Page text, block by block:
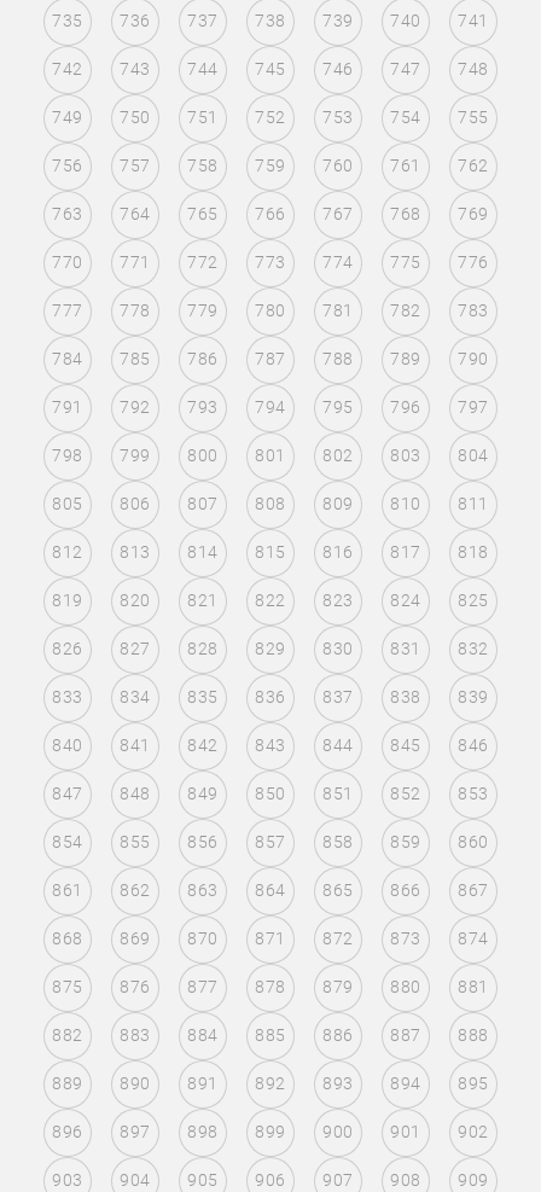
735 736 737 738 739 740 741
742 743 744 745 746 747 748
749 750 751 752 753 754 755
756 757 758 759 760 761 762
763 764 765 766 767 768 769
770 771 772 773 774 775 776
777 778 779 780 781 782 783
784 785 786 787 788 789 790
791 792 793 794 795 796 797
798 799 800 801 802 803 804
805 806 807 808 809 810 811
812 813 814 815 816 817 818
819 820 821 822 823 824 825
826 827 828 829 830 831 832
833 834 835 836 837 838 839
840 841 842 843 844 845 846
847 848 849 850 851 852 853
854 855 856 857 858 859 860
861 862 863 864 865 866 867
868 869 870 871 872 873 874
875 876 877 878 879 880 881
882 883 884 885 886 887 888
889 890 891 892 893 894 895
896 897 898 899 900 901 902
903 904 905 906 907 908 909